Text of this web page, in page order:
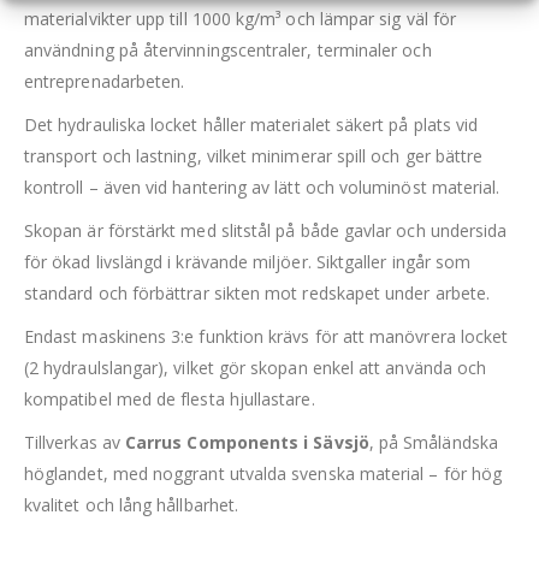
materialvikter upp till 1000 kg/m³ och lämpar sig väl för
användning på återvinningscentraler, terminaler och
entreprenadarbeten.
Det hydrauliska locket håller materialet säkert på plats vid
transport och lastning, vilket minimerar spill och ger bättre
kontroll – även vid hantering av lätt och voluminöst material.
Skopan är förstärkt med slitstål på både gavlar och undersida
för ökad livslängd i krävande miljöer. Siktgaller ingår som
standard och förbättrar sikten mot redskapet under arbete.
Endast maskinens 3:e funktion krävs för att manövrera locket
(2 hydraulslangar), vilket gör skopan enkel att använda och
kompatibel med de flesta hjullastare.
Tillverkas av Carrus Components i Sävsjö, på Småländska
höglandet, med noggrant utvalda svenska material – för hög
kvalitet och lång hållbarhet.